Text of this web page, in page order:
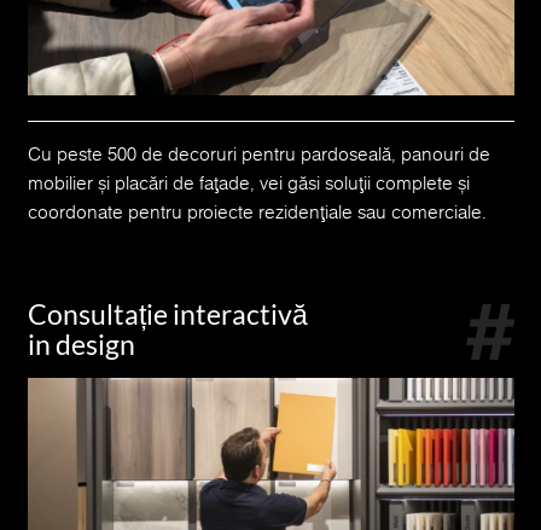
Cu peste 500 de decoruri pentru pardoseală, panouri de
mobilier și placări de fațade, vei găsi soluții complete și
coordonate pentru proiecte rezidențiale sau comerciale.
Consultație interactivă
in design